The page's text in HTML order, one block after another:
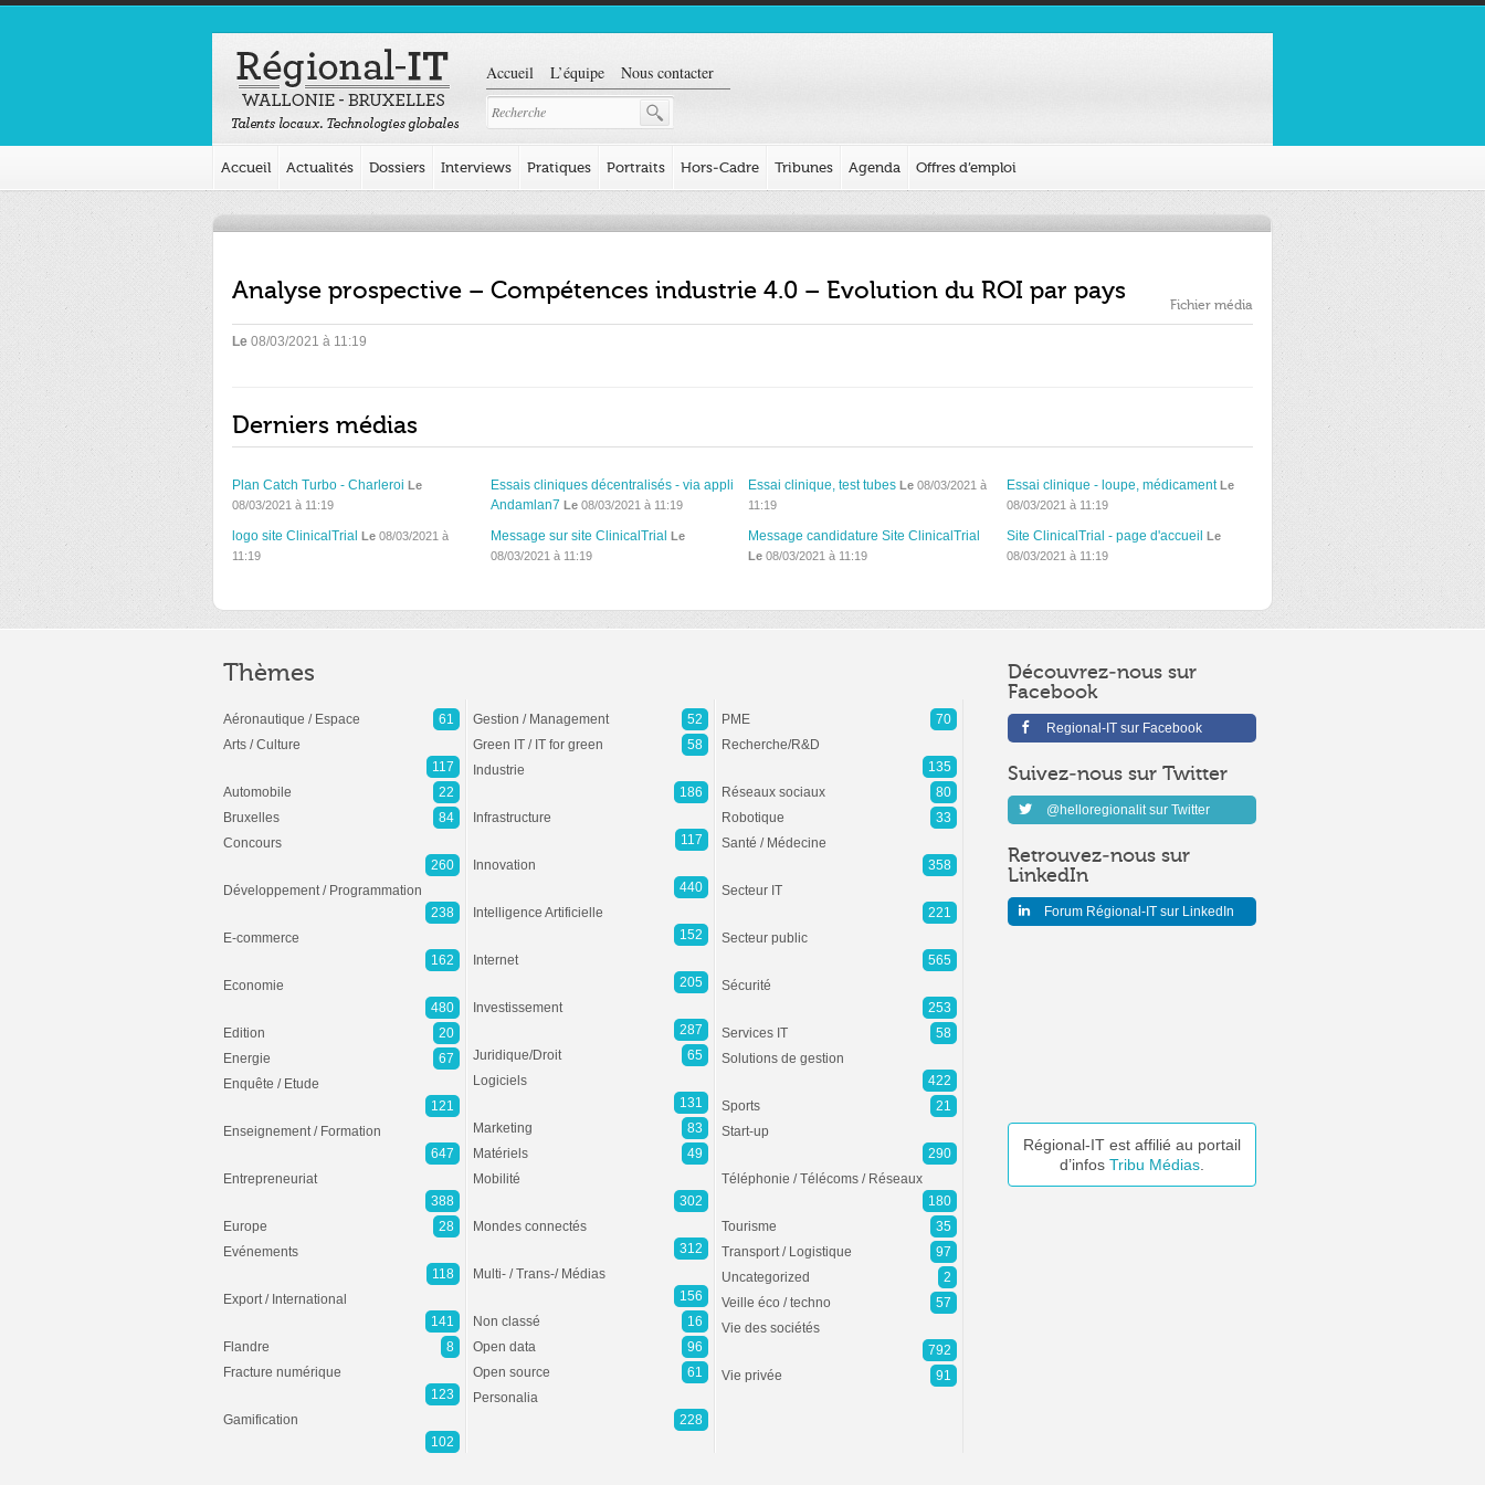
Accueil L’équipe Nous contacter
Accueil Actualités Dossiers Interviews Pratiques Portraits Hors-Cadre Tribunes Agenda Offres d’emploi
Analyse prospective – Compétences industrie 4.0 – Evolution du ROI par pays Fichier média
Le 08/03/2021 à 11:19
Derniers médias
Plan Catch Turbo - Charleroi Le
08/03/2021 à 11:19
Essais cliniques décentralisés - via appli
Andamlan7 Le08/03/2021 à 11:19
Essai clinique, test tubes Le 08/03/2021 à
11:19
Essai clinique - loupe, médicament Le
08/03/2021 à 11:19
logo site ClinicalTrial Le 08/03/2021 à
11:19
Message sur site ClinicalTrial Le
08/03/2021 à 11:19
Message candidature Site ClinicalTrial
Le 08/03/2021 à 11:19
Site ClinicalTrial - page d'accueil Le
08/03/2021 à 11:19
Découvrez-nous sur
Facebook
Regional-IT sur Facebook
Suivez-nous sur Twitter
@helloregionalit sur Twitter
Retrouvez-nous sur
LinkedIn
Forum Régional-IT sur LinkedIn
Régional-IT est affilié au portail
d’infos Tribu Médias
Thèmes
Aéronautique / Espace
61
Arts / Culture
117
Automobile
22
Bruxelles
84
Concours
260
Développement / Programmation
238
E-commerce
162
Economie
480
Edition
20
Energie
67
Enquête / Etude
121
Enseignement / Formation
647
Entrepreneuriat
388
Europe
28
Evénements
118
Export / International
141
Flandre
8
Fracture numérique
123
Gamification
102
Gestion / Management
52
Green IT / IT for green
58
Industrie
186
Infrastructure
117
Innovation
440
Intelligence Artificielle
152
Internet
205
Investissement
287
Juridique/Droit
65
Logiciels
131
Marketing
83
Matériels
49
Mobilité
302
Mondes connectés
312
Multi- / Trans-/ Médias
156
Non classé
16
Open data
96
Open source
61
Personalia
228
PME
70
Recherche/R&D
135
Réseaux sociaux
80
Robotique
33
Santé / Médecine
358
Secteur IT
221
Secteur public
565
Sécurité
253
Services IT
58
Solutions de gestion
422
Sports
21
Start-up
290
Téléphonie / Télécoms / Réseaux
180
Tourisme
35
Transport / Logistique
97
Uncategorized
2
Veille éco / techno
57
Vie des sociétés
792
Vie privée
91